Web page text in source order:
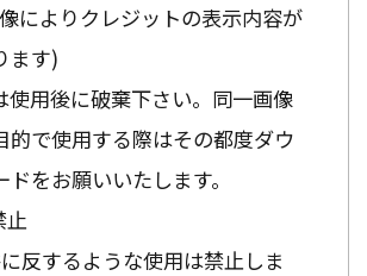
によりクレジットの表示内容が
ます)
用後に破棄下さい。同一画像
的で使用する際はその都度ダウ
ドをお願いいたします。
止
反するような使用は禁止しま